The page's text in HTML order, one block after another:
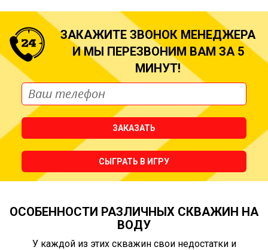
ЗАКАЖИТЕ ЗВОНОК МЕНЕДЖЕРА
И МЫ ПЕРЕЗВОНИМ ВАМ ЗА 5
МИНУТ!
ЗАКАЗАТЬ
СЫГРАТЬ В ИГРУ
ОСОБЕННОСТИ РАЗЛИЧНЫХ СКВАЖИН НА
ВОДУ
У каждой из этих скважин свои недостатки и